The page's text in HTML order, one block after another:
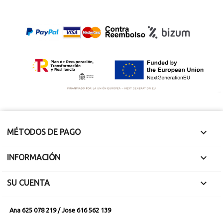
MÉTODOS DE PAGO 
INFORMACIÓN 
SU CUENTA 
Ana 625 078 219 / Jose 616 562 139